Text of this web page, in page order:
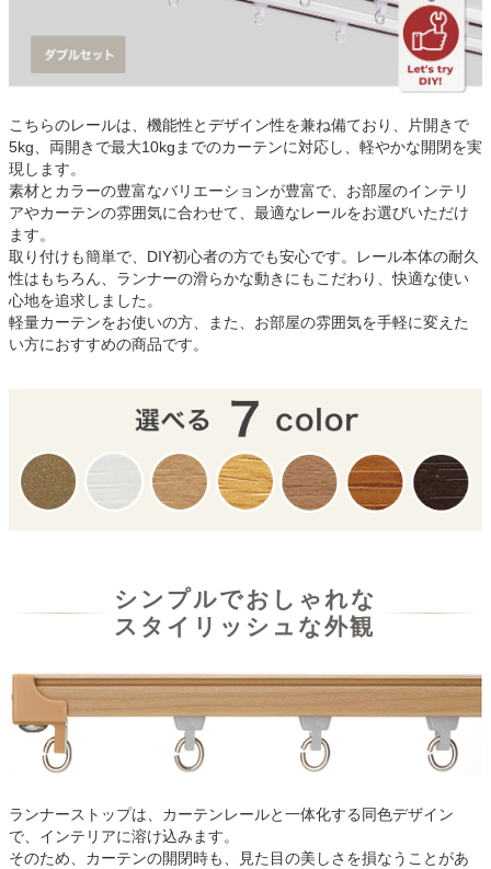
こちらのレールは、機能性とデザイン性を兼ね備ており、片開きで
5kg、両開きで最大10kgまでのカーテンに対応し、軽やかな開閉を実
現します。
素材とカラーの豊富なバリエーションが豊富で、お部屋のインテリ
アやカーテンの雰囲気に合わせて、最適なレールをお選びいただけ
ます。
取り付けも簡単で、DIY初心者の方でも安心です。レール本体の耐久
性はもちろん、ランナーの滑らかな動きにもこだわり、快適な使い
心地を追求しました。
軽量カーテンをお使いの方、また、お部屋の雰囲気を手軽に変えた
い方におすすめの商品です。
シンプルでおしゃれな
スタイリッシュな外観
ランナーストップは、カーテンレールと一体化する同色デザイン
で、インテリアに溶け込みます。
そのため、カーテンの開閉時も、見た目の美しさを損なうことがあ